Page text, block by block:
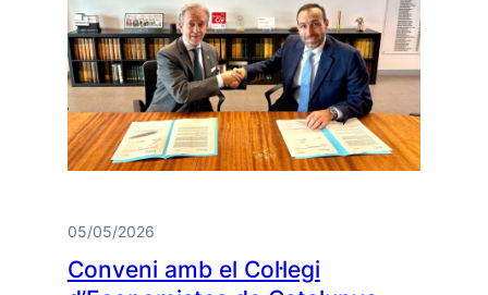
05/05/2026
Conveni amb el Col·legi